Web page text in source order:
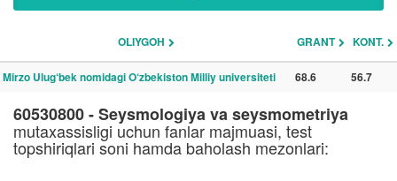
OLIYGOH GRANT KONT.
Mirzo Ulug‘bek nomidagi O‘zbekiston Milliy universiteti 68.6 56.7
60530800 - Seysmologiya va seysmometriya
mutaxassisligi uchun fanlar majmuasi, test
topshiriqlari soni hamda baholash mezonlari: